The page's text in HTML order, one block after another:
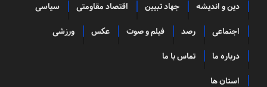
دین و اندیشه جهاد تبیین اقتصاد مقاومتی سیاسی
اجتماعی رصد فیلم و صوت عکس ورزشی
درباره ما تماس با ما
استان ها